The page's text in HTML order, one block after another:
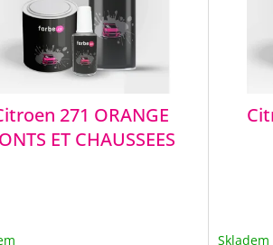
271 ORANGE
ET CHAUSSEES
Skladem